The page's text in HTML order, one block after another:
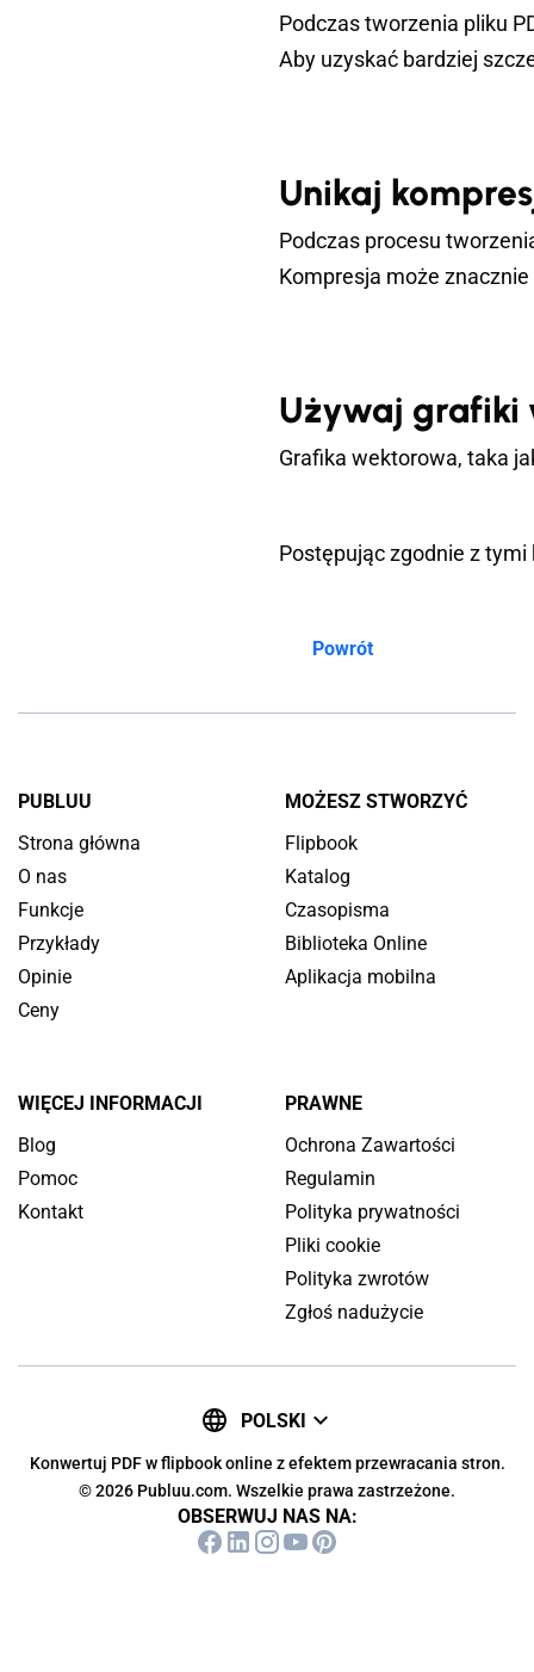
Podczas tworzenia pliku
Aby uzyskać bardziej
Unikaj
Podczas procesu
Kompresja może
Używaj grafiki
Grafika wektorowa, taka
Postępując zgodnie z
Powrót
PUBLUU
Strona główna
O nas
Funkcje
Przykłady
Opinie
Ceny
MOŻESZ STWORZYĆ
Flipbook
Katalog
Czasopisma
Biblioteka Online
Aplikacja mobilna
WIĘCEJ INFORMACJI
Blog
Pomoc
Kontakt
PRAWNE
Ochrona Zawartości
Regulamin
Polityka prywatności
Pliki cookie
Polityka zwrotów
Zgłoś nadużycie
POLSKI
Konwertuj PDF w flipbook online z efektem przewracania stron.
© 2026 Publuu.com. Wszelkie prawa zastrzeżone.
OBSERWUJ NAS NA: